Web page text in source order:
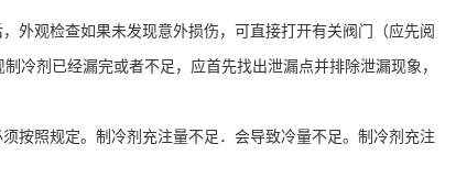
外观检查如果未发现意外损伤，可直接打开有关阀门（应先阅
冷剂已经漏完或者不足，应首先找出泄漏点并排除泄漏现象，
按照规定。制冷剂充注量不足．会导致冷量不足。制冷剂充注